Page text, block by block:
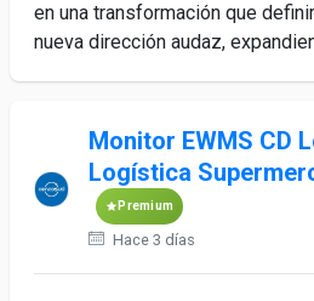
en una transformación que
nueva dirección audaz,
Monitor EWMS CD
Logística
Premium
Hace 3 días